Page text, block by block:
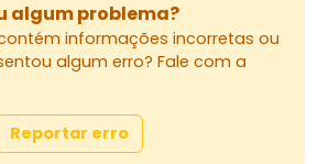
algum problema?
informações incorretas ou
algum erro? Fale com a
Reportar erro